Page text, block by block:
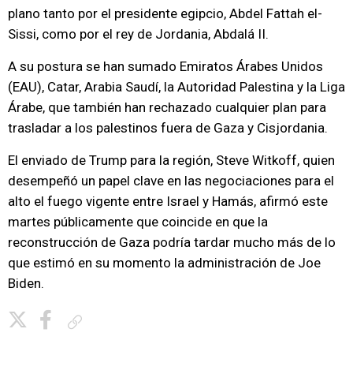
plano tanto por el presidente egipcio, Abdel Fattah el-
Sissi, como por el rey de Jordania, Abdalá II.
A su postura se han sumado Emiratos Árabes Unidos
(EAU), Catar, Arabia Saudí, la Autoridad Palestina y la Liga
Árabe, que también han rechazado cualquier plan para
trasladar a los palestinos fuera de Gaza y Cisjordania.
El enviado de Trump para la región, Steve Witkoff, quien
desempeñó un papel clave en las negociaciones para el
alto el fuego vigente entre Israel y Hamás, afirmó este
martes públicamente que coincide en que la
reconstrucción de Gaza podría tardar mucho más de lo
que estimó en su momento la administración de Joe
Biden.